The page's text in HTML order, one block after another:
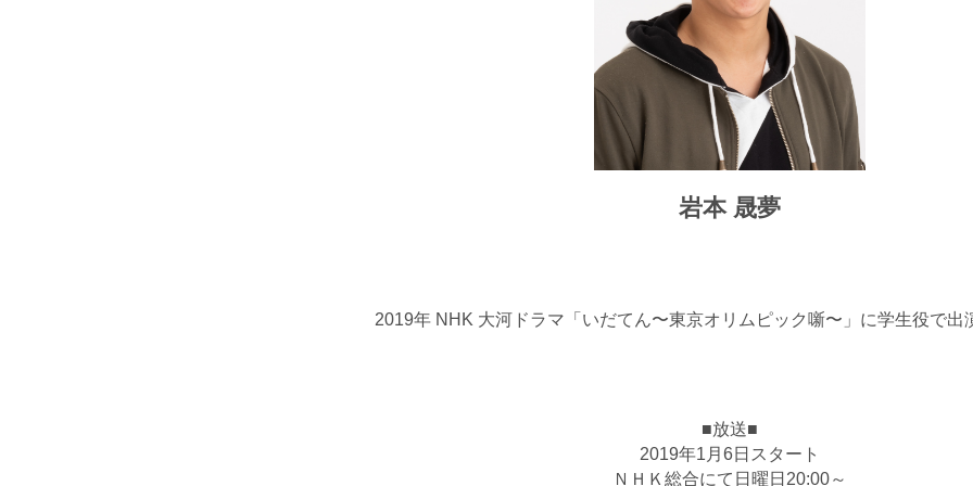
岩本 晟夢
2019年 NHK 大河ドラマ「いだてん〜東京オリムピック噺〜」に学生役で出
■放送■
2019年1月6日スタート
ＮＨＫ総合にて日曜日20:00～